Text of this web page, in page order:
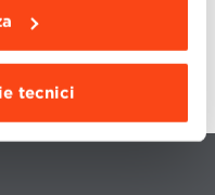
tecnici